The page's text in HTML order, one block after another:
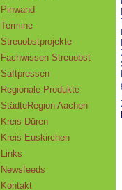
Pinwand
Termine
Streuobstprojekte
Fachwissen Streuobst
Saftpressen
Regionale Produkte
StädteRegion Aachen
Kreis Düren
Kreis Euskirchen
Links
Newsfeeds
Kontakt